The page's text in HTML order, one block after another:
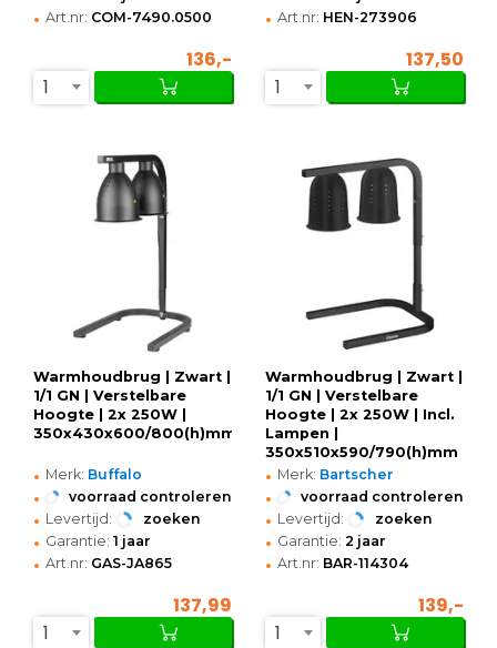
• Art.nr: COM-7490.0500
136,-
1
• Art.nr: HEN-273906
137,50
1
Warmhoudbrug | Zwart |
1/1 GN | Verstelbare
Hoogte | 2x 250W |
350x430x600/800(h)mm
• Merk: Buffalo
• voorraad controleren
• Levertijd: zoeken
• Garantie: 1 jaar
• Art.nr: GAS-JA865
137,99
1
Warmhoudbrug | Zwart |
1/1 GN | Verstelbare
Hoogte | 2x 250W | Incl.
Lampen |
350x510x590/790(h)mm
• Merk: Bartscher
• voorraad controleren
• Levertijd: zoeken
• Garantie: 2 jaar
• Art.nr: BAR-114304
139,-
1